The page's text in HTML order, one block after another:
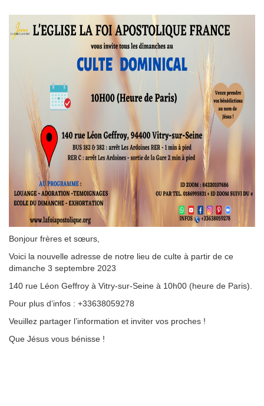
Bonjour frères et sœurs,
Voici la nouvelle adresse de notre lieu de culte à partir de ce
dimanche 3 septembre 2023
140 rue Léon Geffroy à Vitry-sur-Seine à 10h00 (heure de Paris).
Pour plus d’infos : +33638059278
Veuillez partager l’information et inviter vos proches !
Que Jésus vous bénisse !